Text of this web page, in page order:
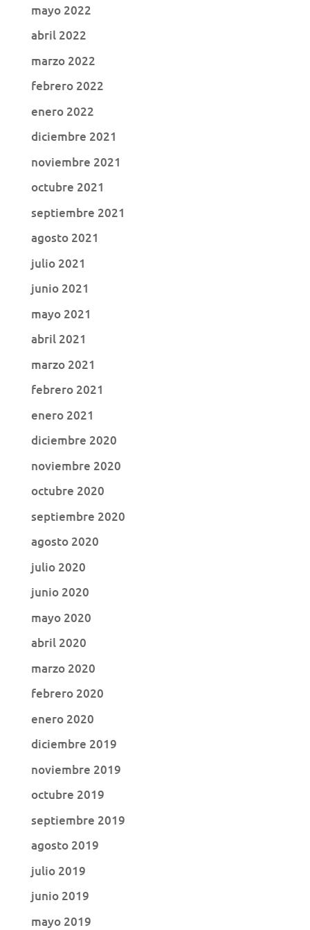
mayo 2022
abril 2022
marzo 2022
febrero 2022
enero 2022
diciembre 2021
noviembre 2021
octubre 2021
septiembre 2021
agosto 2021
julio 2021
junio 2021
mayo 2021
abril 2021
marzo 2021
febrero 2021
enero 2021
diciembre 2020
noviembre 2020
octubre 2020
septiembre 2020
agosto 2020
julio 2020
junio 2020
mayo 2020
abril 2020
marzo 2020
febrero 2020
enero 2020
diciembre 2019
noviembre 2019
octubre 2019
septiembre 2019
agosto 2019
julio 2019
junio 2019
mayo 2019